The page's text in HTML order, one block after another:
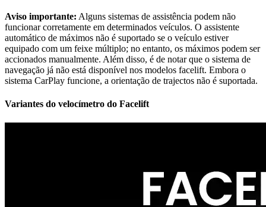
Aviso importante: Alguns sistemas de assistência podem não
funcionar corretamente em determinados veículos. O assistente
automático de máximos não é suportado se o veículo estiver
equipado com um feixe múltiplo; no entanto, os máximos podem ser
accionados manualmente. Além disso, é de notar que o sistema de
navegação já não está disponível nos modelos facelift. Embora o
sistema CarPlay funcione, a orientação de trajectos não é suportada.
Variantes do velocímetro do Facelift